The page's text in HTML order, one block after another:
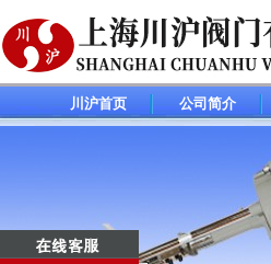
川沪首页 公司简介